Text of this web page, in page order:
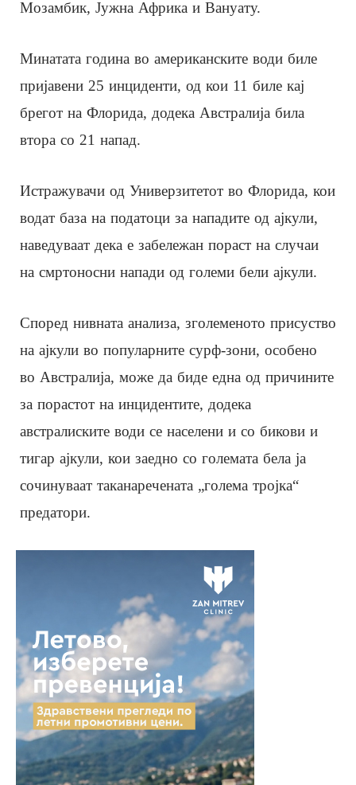
Мозамбик, Јужна Африка и Вануату.
Минатата година во американските води биле
пријавени 25 инциденти, од кои 11 биле кај
брегот на Флорида, додека Австралија била
втора со 21 напад.
Истражувачи од Универзитетот во Флорида, кои
водат база на податоци за нападите од ајкули,
наведуваат дека е забележан пораст на случаи
на смртоносни напади од големи бели ајкули.
Според нивната анализа, зголеменото присуство
на ајкули во популарните сурф-зони, особено
во Австралија, може да биде една од причините
за порастот на инцидентите, додека
австралиските води се населени и со бикови и
тигар ајкули, кои заедно со големата бела ја
сочинуваат таканаречената „голема тројка“
предатори.